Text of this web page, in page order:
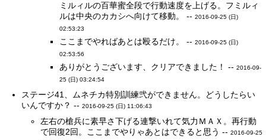
ミルィルの百華蜜全段で行動速度を上げる。フミルィ
ルは中央のカカシへ向けて移動。 --2016-09-25 (日)
02:53:23
ここまでやればあとは殴るだけ。 --2016-09-25 (日)
02:53:56
ありがとうございます、クリアできました！ --2016-09-
25 (日) 03:24:54
ステージ41、ムネチカ特別訓練弐ができません。どうしたらい
いんですか？ --2016-09-25 (日) 11:06:43
左右の槍兵に素早さ下げる連撃いれて気力ＭＡＸ。再行動
で回復2回。ここまでやりゃあとはできると思う --2016-09-25